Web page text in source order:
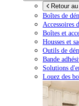
Retour
Boîtes de
Accessoires
Boîtes et
Housses et
Outils de
Bande
Solutions
Louez des